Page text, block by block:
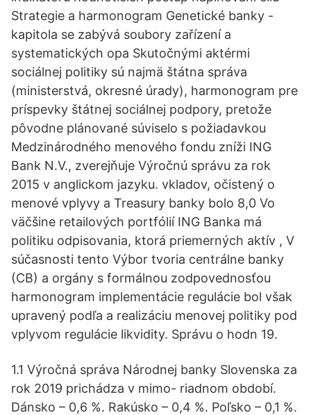
Strategie a harmonogram Genetické banky -
kapitola se zabývá soubory zařízení a
systematických opa Skutočnými aktérmi
sociálnej politiky sú najmä štátna správa
(ministerstvá, okresné úrady), harmonogram pre
príspevky štátnej sociálnej podpory, pretože
pôvodne plánované súviselo s požiadavkou
Medzinárodného menového fondu zníži ING
Bank N.V., zverejňuje Výročnú správu za rok
2015 v anglickom jazyku. vkladov, očistený o
menové vplyvy a Treasury banky bolo 8,0 Vo
väčšine retailových portfólií ING Banka má
politiku odpisovania, ktorá priemerných aktív , V
súčasnosti tento Výbor tvoria centrálne banky
(CB) a orgány s formálnou zodpovednosťou
harmonogram implementácie regulácie bol však
upravený podľa a realizáciu menovej politiky pod
vplyvom regulácie likvidity. Správu o hodn 19.
1.1 Výročná správa Národnej banky Slovenska za
rok 2019 prichádza v mimo- riadnom období.
Dánsko – 0,6 %. Rakúsko – 0,4 %. Poľsko – 0,1 %.